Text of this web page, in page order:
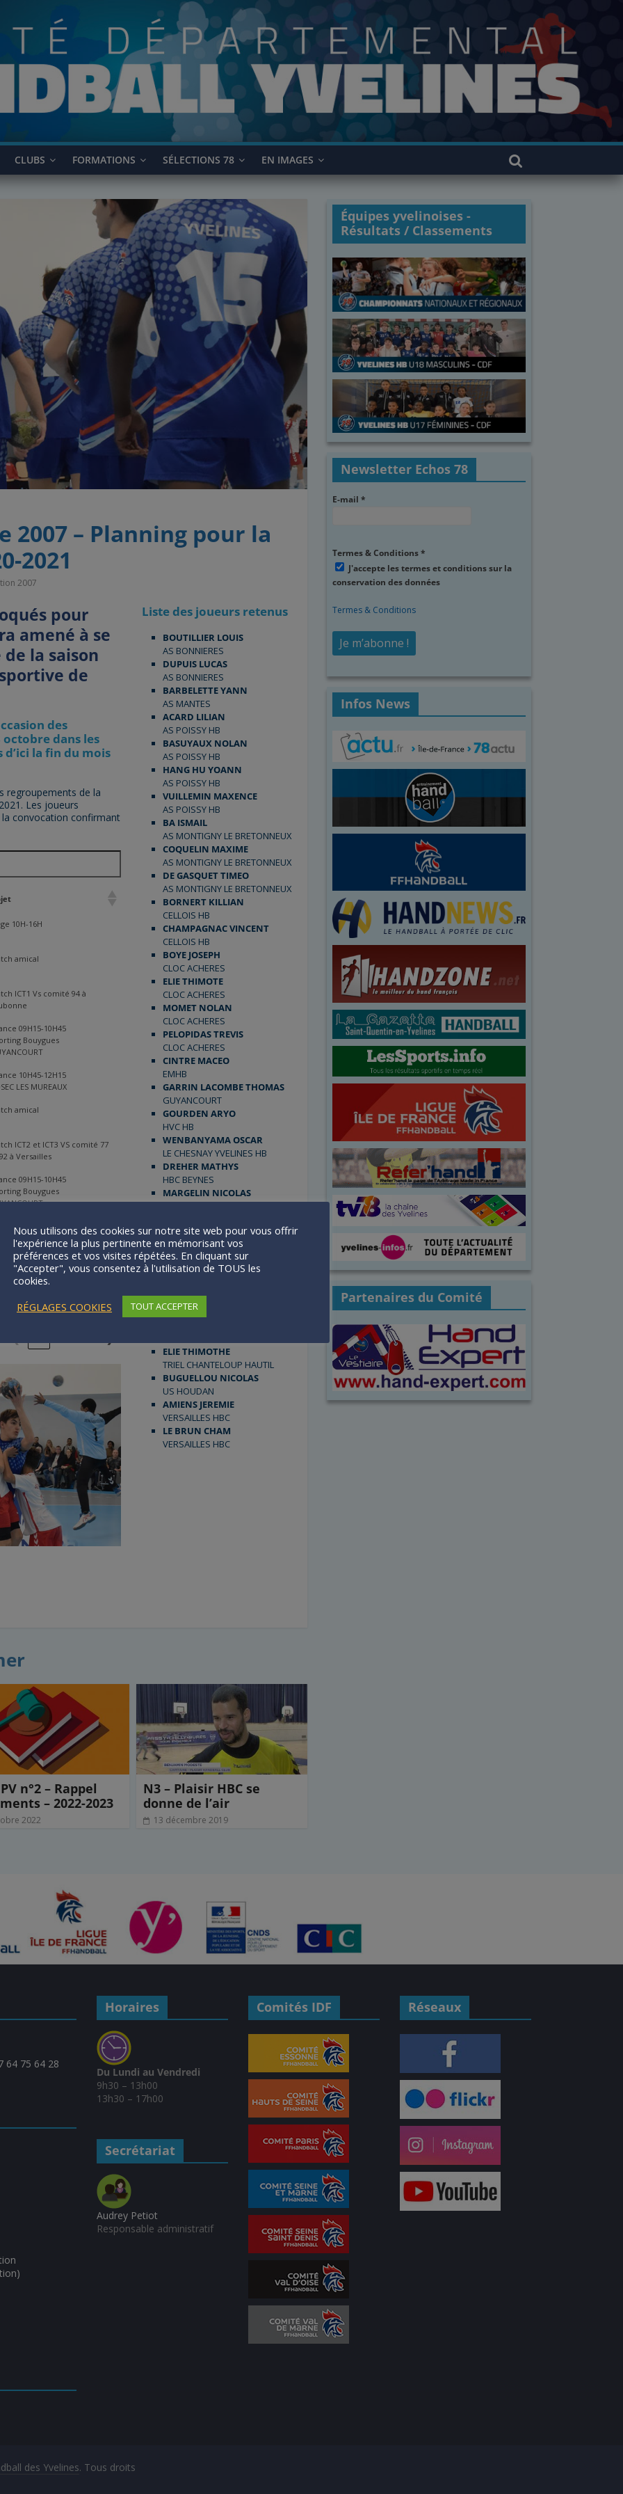
CLUBS FORMATIONS SÉLECTIONS 78 EN IMAGES
2007 – Planning pour la
2021
2007
pour
amené à se
la saison
de
des
octobre dans les
la fin du mois
regroupements de la
Les joueurs
convocation confirmant
10H-16H
amical
ICT1 Vs comité 94 à
09H15-10H45
Bouygues
10H45-12H15
LES MUREAUX
amical
ICT2 et ICT3 VS comité 77
à Versailles
09H15-10H45
Bouygues
10H45-12H15
Bouygues
amical
Liste des joueurs retenus
BOUTILLIER LOUIS
AS BONNIERES
DUPUIS LUCAS
AS BONNIERES
BARBELETTE YANN
AS MANTES
ACARD LILIAN
AS POISSY HB
BASUYAUX NOLAN
AS POISSY HB
HANG HU YOANN
AS POISSY HB
VUILLEMIN MAXENCE
AS POISSY HB
BA ISMAIL
AS MONTIGNY LE BRETONNEUX
COQUELIN MAXIME
AS MONTIGNY LE BRETONNEUX
DE GASQUET TIMEO
AS MONTIGNY LE BRETONNEUX
BORNERT KILLIAN
CELLOIS HB
CHAMPAGNAC VINCENT
CELLOIS HB
BOYE JOSEPH
CLOC ACHERES
ELIE THIMOTE
CLOC ACHERES
MOMET NOLAN
CLOC ACHERES
PELOPIDAS TREVIS
CLOC ACHERES
CINTRE MACEO
EMHB
GARRIN LACOMBE THOMAS
GUYANCOURT
GOURDEN ARYO
HVC HB
WENBANYAMA OSCAR
LE CHESNAY YVELINES HB
DREHER MATHYS
HBC BEYNES
MARGELIN NICOLAS
HBC BEYNES
PLAISIR HBC
POISSON ALEXIS
HBC BEYNES
RENARD RYAN
ALAZARD GABRIEL
SAINT GERMAIN HB
ELIE THIMOTHE
TRIEL CHANTELOUP HAUTIL
BUGUELLOU NICOLAS
US HOUDAN
AMIENS JEREMIE
VERSAILLES HBC
LE BRUN CHAM
VERSAILLES HBC
n°2 – Rappel
– 2022-2023
2022
N3 – Plaisir HBC se
donne de l’air
13 décembre 2019
Équipes yvelinoises -
Résultats / Classements
Newsletter Echos 78
E-mail*
Termes & Conditions*
J'accepte les termes et conditions sur la
conservation des données
Termes & Conditions
Infos News
Partenaires du Comité
64 75 64 28
Horaires
Du Lundi au Vendredi
9h30 – 13h00
13h30 – 17h00
Secrétariat
Audrey Petiot
Responsable administratif
Comités IDF Réseaux
des Yvelines. Tous droits
Nous utilisons des cookies sur notre site web pour vous offrir
l'expérience la plus pertinente en mémorisant vos
préférences et vos visites répétées. En cliquant sur
"Accepter", vous consentez à l'utilisation de TOUS les
cookies.
RÉGLAGES COOKIES
TOUT ACCEPTER